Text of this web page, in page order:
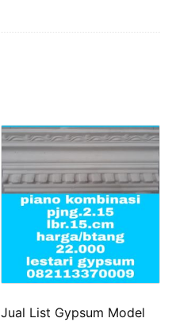
Jual List Gypsum Model